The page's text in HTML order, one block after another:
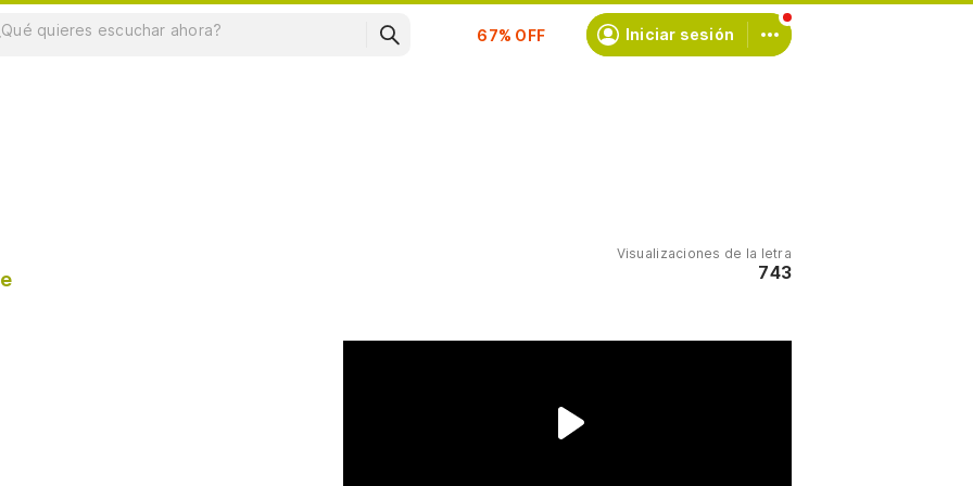
Suscríbete Iniciar sesión
Visualizaciones de la letra
743